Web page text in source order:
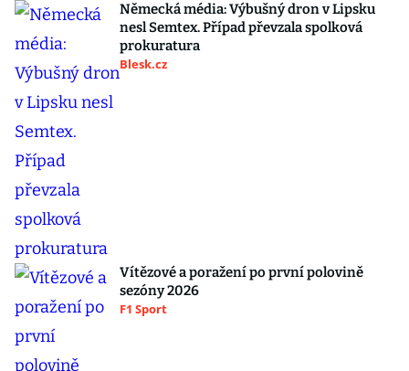
Německá média: Výbušný dron v Lipsku
nesl Semtex. Případ převzala spolková
prokuratura
Blesk.cz
Vítězové a poražení po první polovině
sezóny 2026
F1 Sport